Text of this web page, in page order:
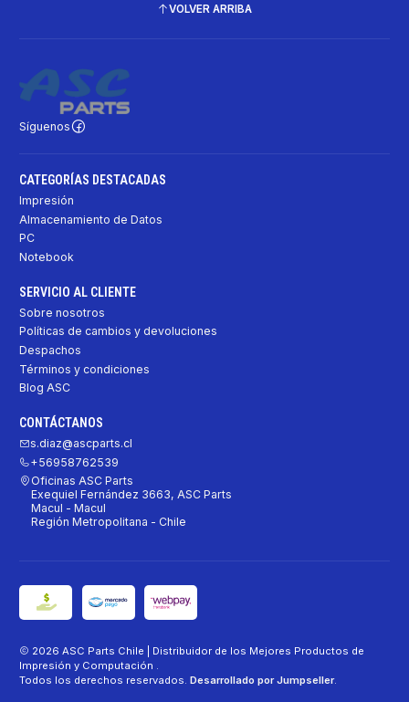
VOLVER ARRIBA
Síguenos
CATEGORÍAS DESTACADAS
Impresión
Almacenamiento de Datos
PC
Notebook
SERVICIO AL CLIENTE
Sobre nosotros
Políticas de cambios y devoluciones
Despachos
Términos y condiciones
Blog ASC
CONTÁCTANOS
s.diaz@ascparts.cl
+56958762539
Oficinas ASC Parts
Exequiel Fernández 3663, ASC Parts
Macul - Macul
Región Metropolitana - Chile
2026 ASC Parts Chile | Distribuidor de los Mejores Productos de
Impresión y Computación .
Todos los derechos reservados. Desarrollado por Jumpseller.